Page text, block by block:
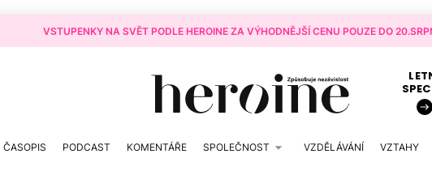
VSTUPENKY NA SVĚT PODLE HEROINE ZA VÝHODNĚJŠÍ CENU POUZE DO
ČASOPIS PODCAST KOMENTÁŘE SPOLEČNOST VZDĚLÁVÁNÍ VZTAHY